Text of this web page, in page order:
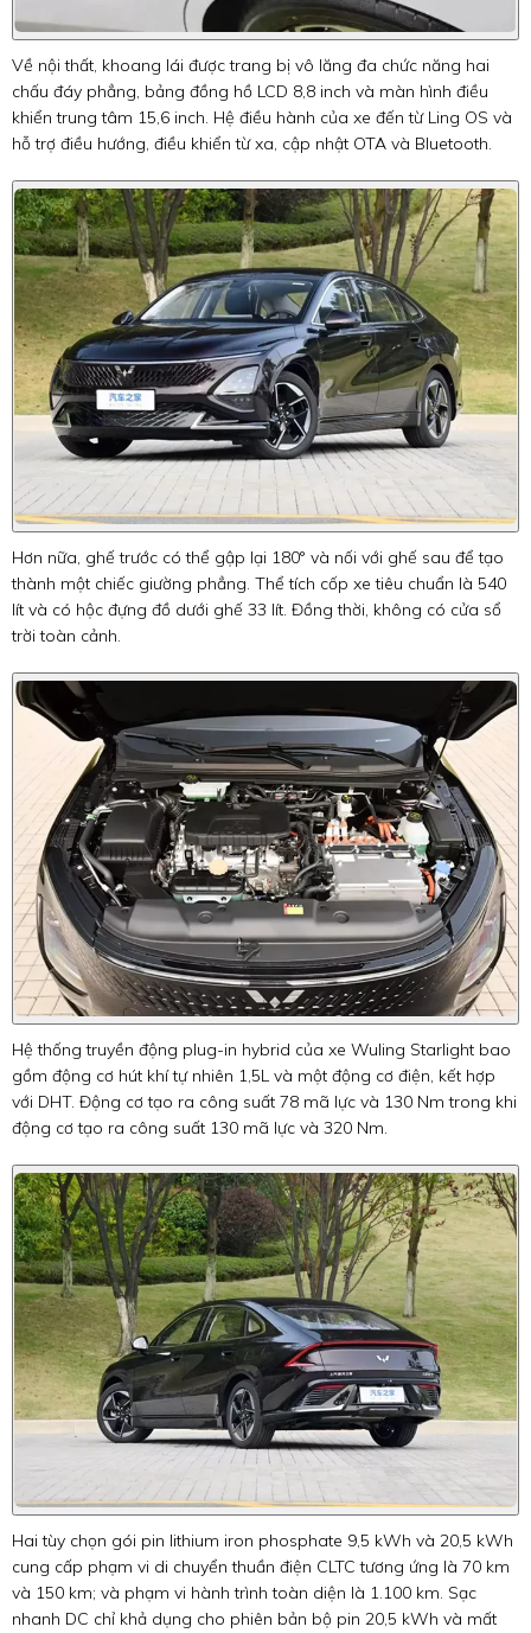
Về nội thất, khoang lái được trang bị vô lăng đa chức năng hai
chấu đáy phẳng, bảng đồng hồ LCD 8,8 inch và màn hình điều
khiển trung tâm 15,6 inch. Hệ điều hành của xe đến từ Ling OS và
hỗ trợ điều hướng, điều khiển từ xa, cập nhật OTA và Bluetooth.
Hơn nữa, ghế trước có thể gập lại 180° và nối với ghế sau để tạo
thành một chiếc giường phẳng. Thể tích cốp xe tiêu chuẩn là 540
lít và có hộc đựng đồ dưới ghế 33 lít. Đồng thời, không có cửa sổ
trời toàn cảnh.
Hệ thống truyền động plug-in hybrid của xe Wuling Starlight bao
gồm động cơ hút khí tự nhiên 1,5L và một động cơ điện, kết hợp
với DHT. Động cơ tạo ra công suất 78 mã lực và 130 Nm trong khi
động cơ tạo ra công suất 130 mã lực và 320 Nm.
Hai tùy chọn gói pin lithium iron phosphate 9,5 kWh và 20,5 kWh
cung cấp phạm vi di chuyển thuần điện CLTC tương ứng là 70 km
và 150 km; và phạm vi hành trình toàn diện là 1.100 km. Sạc
nhanh DC chỉ khả dụng cho phiên bản bộ pin 20,5 kWh và mất